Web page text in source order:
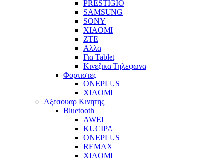
PRESTIGIO
SAMSUNG
SONY
XIAOMI
ZTE
Αλλα
Για Tablet
Κινεζικα Τηλεφωνα
Φορτιστες
ONEPLUS
XIAOMI
Αξεσουαρ Κινητης
Bluetooth
AWEI
KUCIPA
ONEPLUS
REMAX
XIAOMI